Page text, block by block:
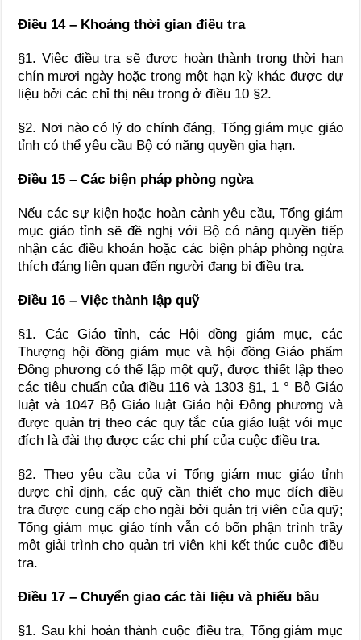
Điều 14 – Khoảng thời gian điều tra
§1. Việc điều tra sẽ được hoàn thành trong thời hạn
chín mươi ngày hoặc trong một hạn kỳ khác được dự
liệu bởi các chỉ thị nêu trong ở điều 10 §2.
§2. Nơi nào có lý do chính đáng, Tổng giám mục giáo
tỉnh có thể yêu cầu Bộ có năng quyền gia hạn.
Điều 15 – Các biện pháp phòng ngừa
Nếu các sự kiện hoặc hoàn cảnh yêu cầu, Tổng giám
mục giáo tỉnh sẽ đề nghị với Bộ có năng quyền tiếp
nhận các điều khoản hoặc các biện pháp phòng ngừa
thích đáng liên quan đến người đang bị điều tra.
Điều 16 – Việc thành lập quỹ
§1. Các Giáo tỉnh, các Hội đồng giám mục, các
Thượng hội đồng giám mục và hội đồng Giáo phẩm
Đông phương có thể lập một quỹ, được thiết lập theo
các tiêu chuẩn của điều 116 và 1303 §1, 1 ° Bộ Giáo
luật và 1047 Bộ Giáo luật Giáo hội Đông phương và
được quản trị theo các quy tắc của giáo luật vói mục
đích là đài thọ được các chi phí của cuộc điều tra.
§2. Theo yêu cầu của vị Tổng giám mục giáo tỉnh
được chỉ định, các quỹ cần thiết cho mục đích điều
tra được cung cấp cho ngài bởi quản trị viên của quỹ;
Tổng giám mục giáo tỉnh vẫn có bổn phận trình trầy
một giải trình cho quản trị viên khi kết thúc cuộc điều
tra.
Điều 17 – Chuyển giao các tài liệu và phiếu bầu
§1. Sau khi hoàn thành cuộc điều tra, Tổng giám mục